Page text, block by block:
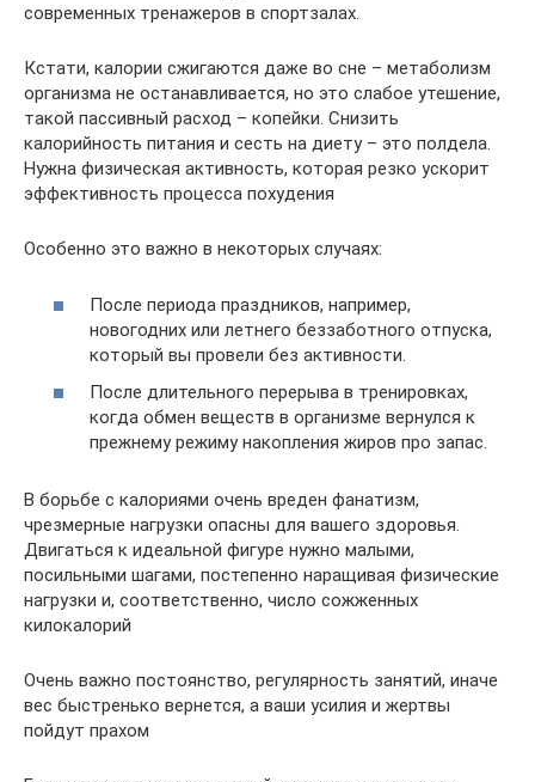
современных тренажеров в спортзалах.
Кстати, калории сжигаются даже во сне – метаболизм
организма не останавливается, но это слабое утешение,
такой пассивный расход – копейки. Снизить
калорийность питания и сесть на диету – это полдела.
Нужна физическая активность, которая резко ускорит
эффективность процесса похудения
Особенно это важно в некоторых случаях:
После периода праздников, например,
новогодних или летнего беззаботного отпуска,
который вы провели без активности.
После длительного перерыва в тренировках,
когда обмен веществ в организме вернулся к
прежнему режиму накопления жиров про запас.
В борьбе с калориями очень вреден фанатизм,
чрезмерные нагрузки опасны для вашего здоровья.
Двигаться к идеальной фигуре нужно малыми,
посильными шагами, постепенно наращивая физические
нагрузки и, соответственно, число сожженных
килокалорий
Очень важно постоянство, регулярность занятий, иначе
вес быстренько вернется, а ваши усилия и жертвы
пойдут прахом